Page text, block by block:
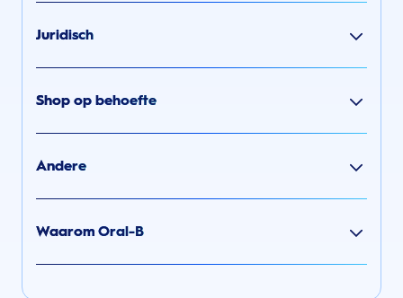
Juridisch
Shop op behoefte
Andere
Waarom Oral-B